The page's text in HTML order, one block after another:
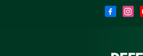
Site da
Menu Superior